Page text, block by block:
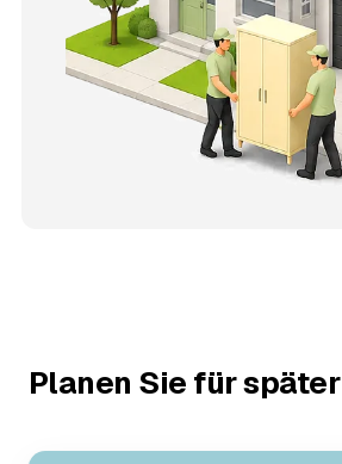
Planen Sie für später